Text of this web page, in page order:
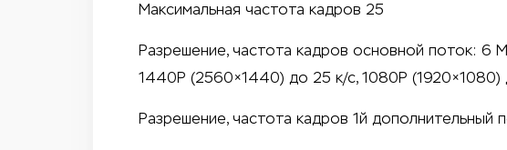
Максимальная частота кадров 25
Разрешение, частота кадров основной поток:
1440P (2560×1440) до 25 к/с, 1080P (1920×1080)
Разрешение, частота кадров 1й